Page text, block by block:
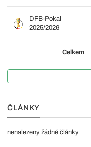
DFB-Pokal
2025/2026
Celkem
ČLÁNKY
nenalezeny žádné články